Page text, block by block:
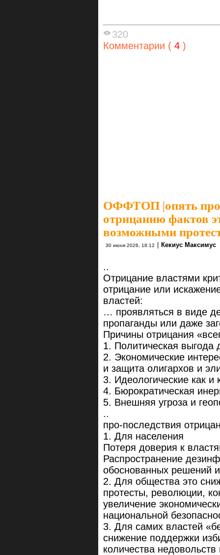
320
Комментарии ( 4 )
ОФФТОП |опять
отрицанию фактов
возможными
30 июня 2026, 18:12 Кекиус Максимус
..
Отрицание властями
отрицание или
властей:
… проявляться в виде
пропаганды или даже
Причины отрицания
1. Политическая выгода
2. Экономические
и защита олигархов и
3. Идеологические как и
4. Бюрократическая
5. Внешняя угроза и
..
про-последствия
1. Для населения
Потеря доверия к
Распространение
обоснованных решений
2. Для общества это
протесты, революции,
увеличение
национальной
3. Для самих властей
снижение поддержки
количества недовольств